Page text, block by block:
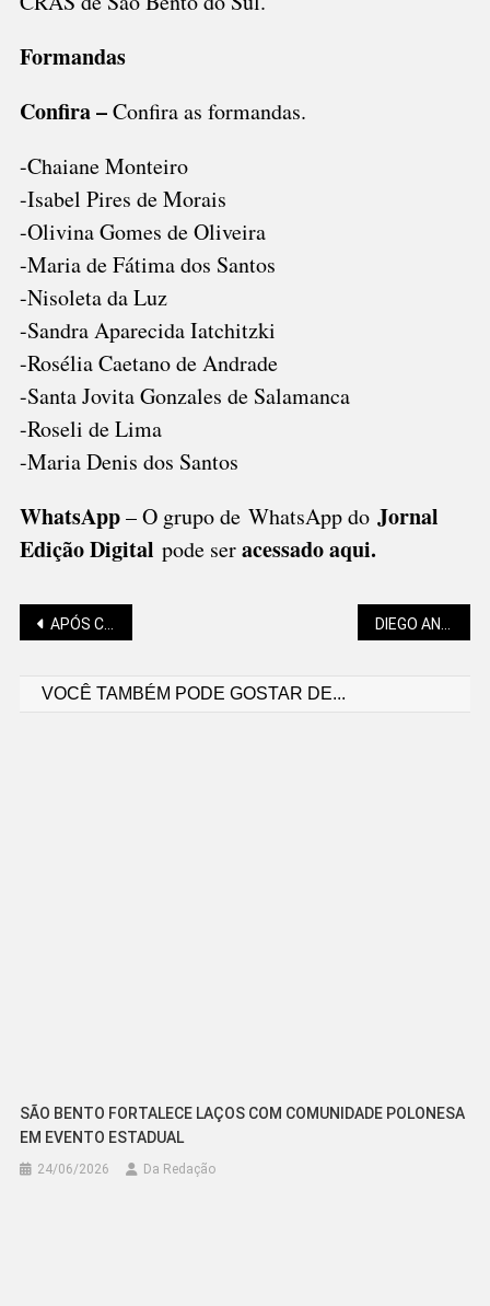
Formandas
Confira –Confira as formandas.
-Chaiane Monteiro
-Isabel Pires de Morais
-Olivina Gomes de Oliveira
-Maria de Fátima dos Santos
-Nisoleta da Luz
-Sandra Aparecida Iatchitzki
-Rosélia Caetano de Andrade
-Santa Jovita Gonzales de Salamanca
-Roseli de Lima
-Maria Denis dos Santos
WhatsApp– O grupo de WhatsApp do Jornal
Edição Digital pode seracessado aqui.
Navegação
APÓS CHUVA NO INÍCIO DA SEMANA, REGIÃO TERÁ INTERVALO DE TEMPO FIRME
VOCÊ TAMBÉM PODE GOSTAR DE...
SÃO BENTO FORTALECE LAÇOS COM COMUNIDADE POLONESA
EM EVENTO ESTADUAL
24/06/2026 Da Redação